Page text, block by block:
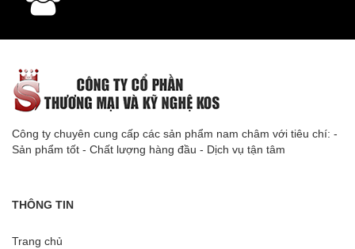
Công ty chuyên cung cấp các sản phẩm nam châm với tiêu chí: -
Sản phẩm tốt - Chất lượng hàng đầu - Dịch vụ tận tâm
THÔNG TIN
Trang chủ